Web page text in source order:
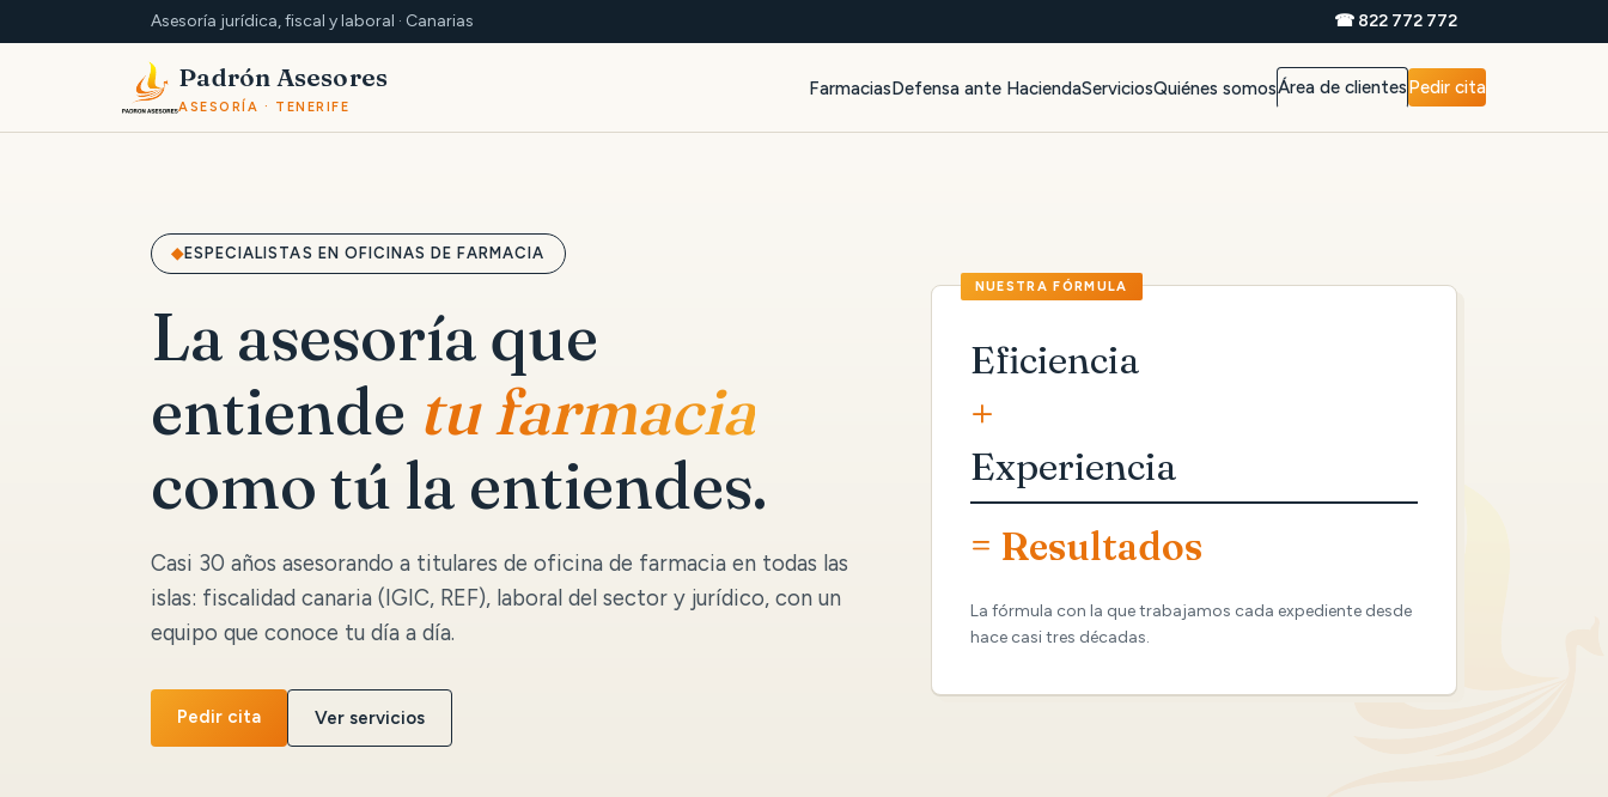
Asesoría jurídica, fiscal y laboral · Canarias ☎ 822 772 772
Padrón Asesores
ASESORÍA · TENERIFE
FarmaciasDefensa ante HaciendaServiciosQuiénes somosÁrea de clientesPedir cita
ESPECIALISTAS EN OFICINAS DE FARMACIA
La asesoría que
entiende tu farmacia
como tú la entiendes.
Casi 30 años asesorando a titulares de oficina de farmacia en todas las
islas: fiscalidad canaria (IGIC, REF), laboral del sector y jurídico, con un
equipo que conoce tu día a día.
Pedir cita Ver servicios
Eficiencia
+
Experiencia
= Resultados
La fórmula con la que trabajamos cada expediente desde
hace casi tres décadas.